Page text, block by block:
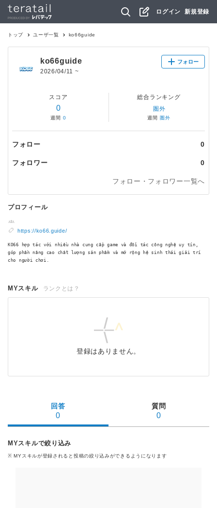
ログイン 新規登録
トップ ユーザ一覧 ko66guide
ko66guide
2026/04/11 ~
フォロー
スコア
0
週間 0
総合ランキング
圏外
週間 圏外
フォロー 0
フォロワー 0
フォロー・フォロワー一覧へ
プロフィール
https://ko66.guide/
KO66 hợp tác với nhiều nhà cung cấp game và đối tác công nghệ uy tín,
góp phần nâng cao chất lượng sản phẩm và mở rộng hệ sinh thái giải trí
cho người chơi.
MYスキル ランクとは？
登録はありません。
回答
0
質問
0
MYスキルで絞り込み
※ MYスキルが登録される と投稿の絞り込みができるようになります